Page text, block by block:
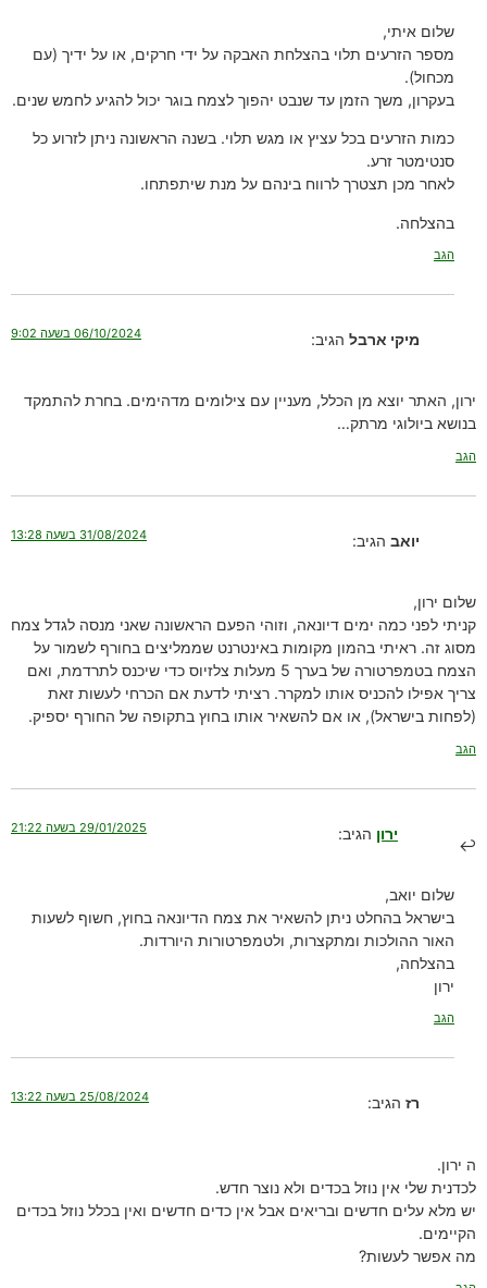
שלום איתי,
מספר הזרעים תלוי בהצלחת האבקה על ידי חרקים, או על ידיך (עם
מכחול).
בעקרון, משך הזמן עד שנבט יהפוך לצמח בוגר יכול להגיע לחמש שנים.
כמות הזרעים בכל עציץ או מגש תלוי. בשנה הראשונה ניתן לזרוע כל
סנטימטר זרע.
לאחר מכן תצטרך לרווח בינהם על מנת שיתפתחו.
בהצלחה.
הגב
מיקי ארבל הגיב: 06/10/2024 בשעה 9:02
ירון, האתר יוצא מן הכלל, מעניין עם צילומים מדהימים. בחרת להתמקד
בנושא ביולוגי מרתק…
הגב
יואב הגיב: 31/08/2024 בשעה 13:28
שלום ירון,
קניתי לפני כמה ימים דיונאה, וזוהי הפעם הראשונה שאני מנסה לגדל צמח
מסוג זה. ראיתי בהמון מקומות באינטרנט שממליצים בחורף לשמור על
הצמח בטמפרטורה של בערך 5 מעלות צלזיוס כדי שיכנס לתרדמת, ואם
צריך אפילו להכניס אותו למקרר. רציתי לדעת אם הכרחי לעשות זאת
(לפחות בישראל), או אם להשאיר אותו בחוץ בתקופה של החורף יספיק.
הגב
ירון הגיב: 29/01/2025 בשעה 21:22
שלום יואב,
בישראל בהחלט ניתן להשאיר את צמח הדיונאה בחוץ, חשוף לשעות
האור ההולכות ומתקצרות, ולטמפרטורות היורדות.
בהצלחה,
ירון
הגב
רז הגיב: 25/08/2024 בשעה 13:22
ה ירון.
לכדנית שלי אין נוזל בכדים ולא נוצר חדש.
יש מלא עלים חדשים ובריאים אבל אין כדים חדשים ואין בכלל נוזל בכדים
הקיימים.
מה אפשר לעשות?